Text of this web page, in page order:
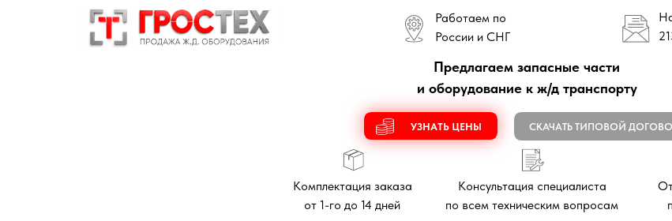
Работаем по
России и СНГ
Напишите нам
2131903@mail.ru
СКАЧАТЬ ТИПОВОЙ ДОГОВОР
УЗНАТЬ ЦЕНЫ
Предлагаем запасные части
и оборудование к ж/д транспорту
Комплектация заказа
от 1-го до 14 дней
Консультация специалиста
по всем техническим вопросам
по всей России